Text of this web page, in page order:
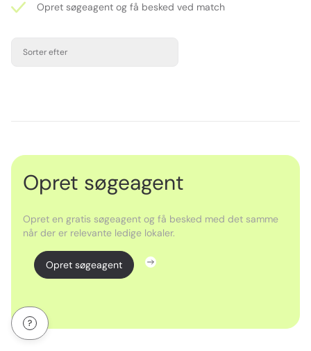
Opret søgeagent og få besked ved match
Sorter efter
Opret søgeagent
Opret en gratis søgeagent og få besked med det samme
når der er relevante ledige lokaler.
Opret søgeagent